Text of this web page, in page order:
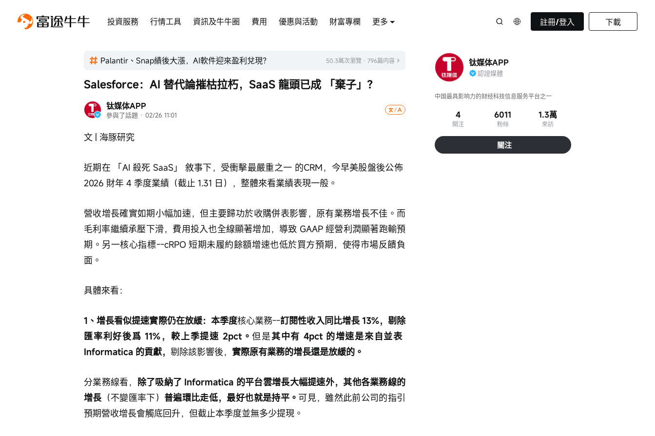
投資服務 行情工具 資訊及牛牛圈 費用 優惠與活動 財富專欄 更多 註冊/登入 下載
Palantir、Snap績後大漲，AI軟件迎來盈利兌現？ 50.3萬次瀏覽 · 796篇内容
钛媒体APP
參與了話題 · 02/26 11:01
Salesforce：AI 替代論摧枯拉朽，SaaS 龍頭已成 「棄子」？
文 | 海豚研究
近期在 「AI 殺死 SaaS」 敘事下，受衝擊最嚴重之一 的CRM，今早美股盤後公佈
2026 財年 4 季度業績（截止 1.31 日），整體來看業績表現一般。
營收增長確實如期小幅加速，但主要歸功於收購併表影響，原有業務增長不佳。而
毛利率繼續承壓下滑，費用投入也全線顯著增加，導致 GAAP 經營利潤顯著跑輸預
期。另一核心指標--cRPO 短期未履約餘額增速也低於買方預期，使得市場反饋負
面。
具體來看：
1、增長看似提速實際仍在放緩：本季度核心業務--訂閱性收入同比增長 13%，剔除
匯率利好後爲 11%，較上季提速 2pct。但是其中有 4pct 的增速是來自並表
Informatica 的貢獻， 剔除該影響後， 實際原有業務的增長還是放緩的。
分業務線看， 除了吸納了 Informatica 的平台雲增長大幅提速外，其他各業務線的
增長（不變匯率下） 普遍環比走低，最好也就是持平。 可見，雖然此前公司的指引
預期營收增長會觸底回升，但截止本季度並無多少提現。
钛媒体APP
認證媒體
中国最具影响力的财经科技信息服务平台之一
4
關注
6011
粉絲
1.3萬
來訪
關注